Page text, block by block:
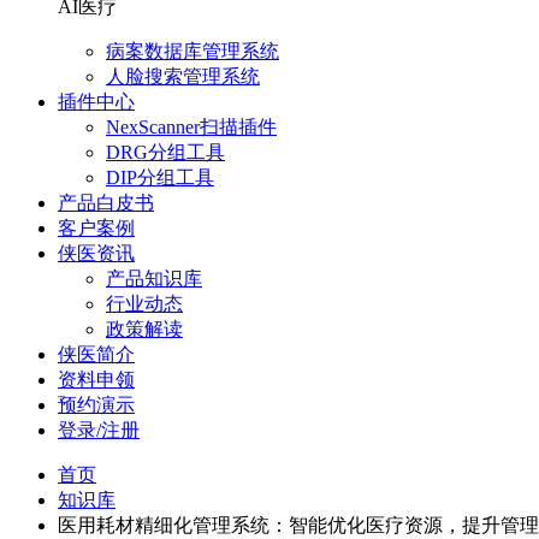
AI医疗
病案数据库管理系统
人脸搜索管理系统
插件中心
NexScanner扫描插件
DRG分组工具
DIP分组工具
产品白皮书
客户案例
侠医资讯
产品知识库
行业动态
政策解读
侠医简介
资料申领
预约演示
登录/注册
首页
知识库
医用耗材精细化管理系统：智能优化医疗资源，提升管